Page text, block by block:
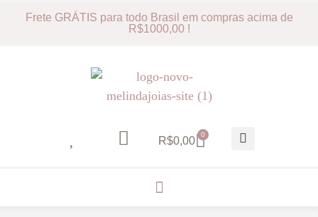
Frete GRÁTIS para todo Brasil em compras acima de
R$1000,00 !
R$0,00 0